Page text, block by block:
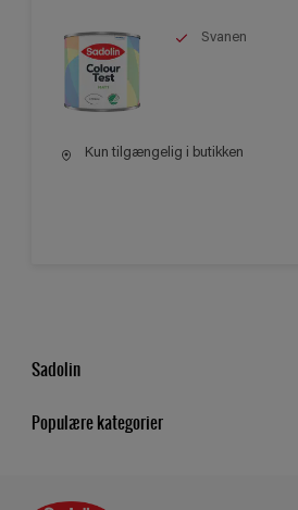
Svanen
Kun tilgængelig i butikken
Sadolin
Populære kategorier